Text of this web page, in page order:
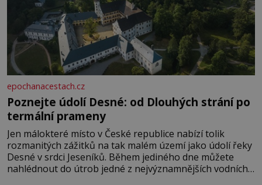
epochanacestach.cz
Poznejte údolí Desné: od Dlouhých strání po
termální prameny
Jen málokteré místo v České republice nabízí tolik
rozmanitých zážitků na tak malém území jako údolí řeky
Desné v srdci Jeseníků. Během jediného dne můžete
nahlédnout do útrob jedné z nejvýznamnějších vodních